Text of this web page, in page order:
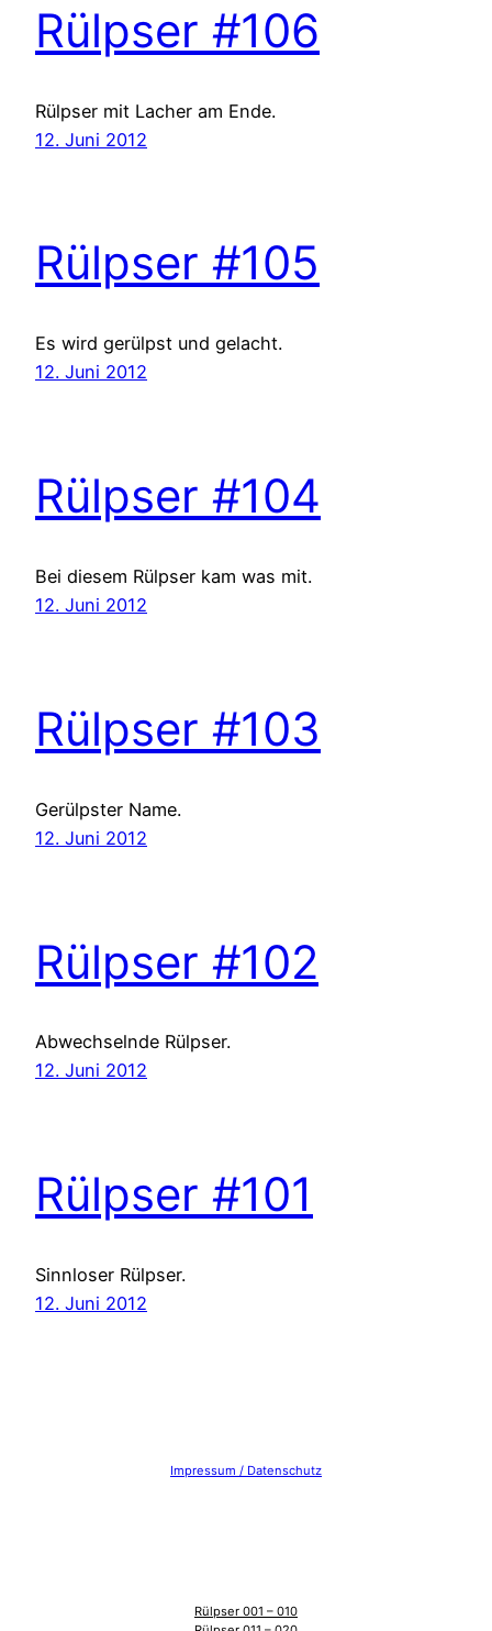
Rülpser #106
Rülpser mit Lacher am Ende.
12. Juni 2012
Rülpser #105
Es wird gerülpst und gelacht.
12. Juni 2012
Rülpser #104
Bei diesem Rülpser kam was mit.
12. Juni 2012
Rülpser #103
Gerülpster Name.
12. Juni 2012
Rülpser #102
Abwechselnde Rülpser.
12. Juni 2012
Rülpser #101
Sinnloser Rülpser.
12. Juni 2012
Impressum / Datenschutz
Rülpser 001 – 010